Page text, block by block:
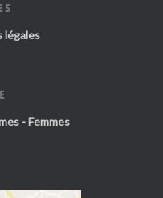
légales
- Femmes